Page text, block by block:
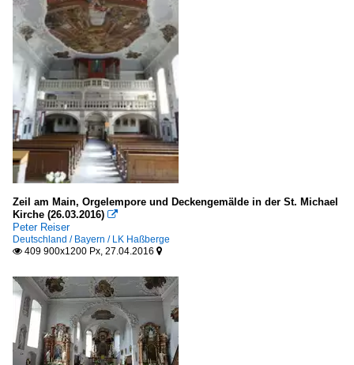
Zeil am Main, Orgelempore und Deckengemälde in der St. Michael
Kirche (26.03.2016) 
Peter Reiser
Deutschland / Bayern / LK Haßberge
 409 900x1200 Px, 27.04.2016 